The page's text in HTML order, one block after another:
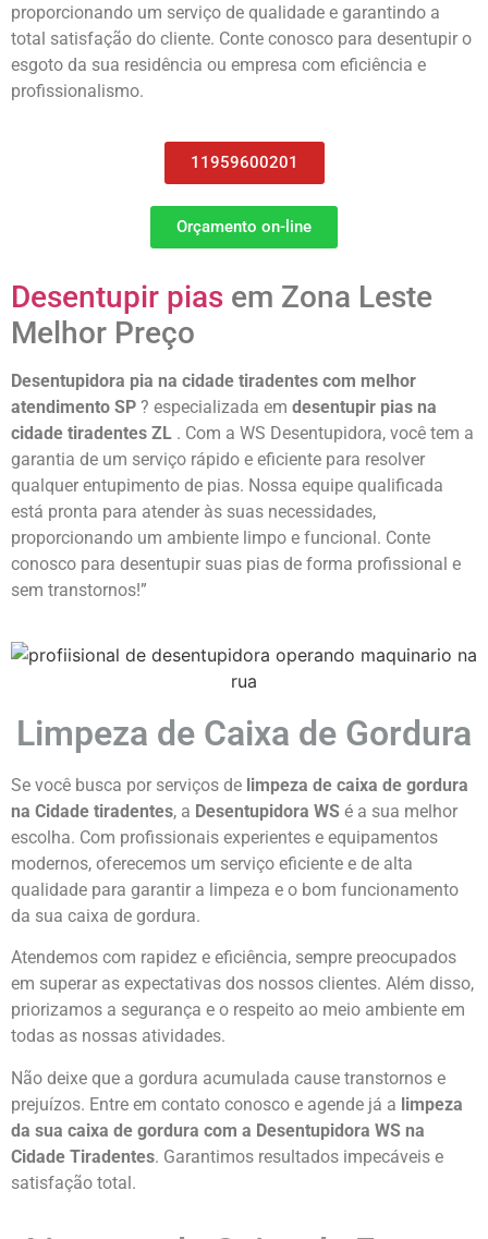
proporcionando um serviço de qualidade e garantindo a
total satisfação do cliente. Conte conosco para desentupir o
esgoto da sua residência ou empresa com eficiência e
profissionalismo.
11959600201
Orçamento on-line
Desentupir pias em Zona Leste
Melhor Preço
Desentupidora pia na cidade tiradentes com melhor
atendimento SP ? especializada em desentupir pias na
cidade tiradentes ZL . Com a WS Desentupidora, você tem a
garantia de um serviço rápido e eficiente para resolver
qualquer entupimento de pias. Nossa equipe qualificada
está pronta para atender às suas necessidades,
proporcionando um ambiente limpo e funcional. Conte
conosco para desentupir suas pias de forma profissional e
sem transtornos!”
Limpeza de Caixa de Gordura
Se você busca por serviços de limpeza de caixa de gordura
na Cidade tiradentes, a Desentupidora WS é a sua melhor
escolha. Com profissionais experientes e equipamentos
modernos, oferecemos um serviço eficiente e de alta
qualidade para garantir a limpeza e o bom funcionamento
da sua caixa de gordura.
Atendemos com rapidez e eficiência, sempre preocupados
em superar as expectativas dos nossos clientes. Além disso,
priorizamos a segurança e o respeito ao meio ambiente em
todas as nossas atividades.
Não deixe que a gordura acumulada cause transtornos e
prejuízos. Entre em contato conosco e agende já a limpeza
da sua caixa de gordura com a Desentupidora WS na
Cidade Tiradentes. Garantimos resultados impecáveis e
satisfação total.